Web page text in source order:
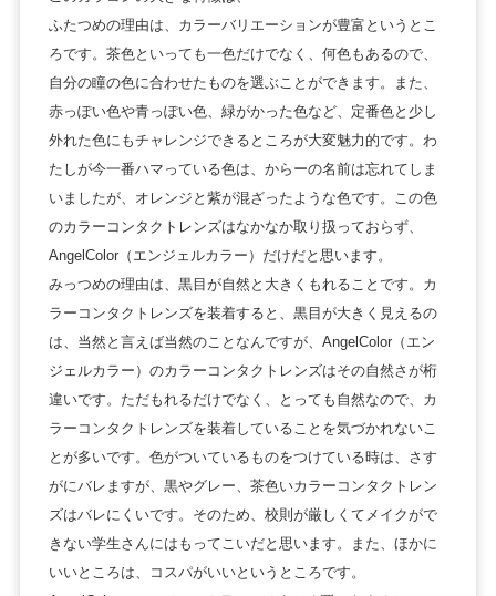
ふたつめの理由は、カラーバリエーションが豊富というとこ
ろです。茶色といっても一色だけでなく、何色もあるので、
自分の瞳の色に合わせたものを選ぶことができます。また、
赤っぽい色や青っぽい色、緑がかった色など、定番色と少し
外れた色にもチャレンジできるところが大変魅力的です。わ
たしが今一番ハマっている色は、からーの名前は忘れてしま
いましたが、オレンジと紫が混ざったような色です。この色
のカラーコンタクトレンズはなかなか取り扱っておらず、
AngelColor（エンジェルカラー）だけだと思います。
みっつめの理由は、黒目が自然と大きくもれることです。カ
ラーコンタクトレンズを装着すると、黒目が大きく見えるの
は、当然と言えば当然のことなんですが、AngelColor（エン
ジェルカラー）のカラーコンタクトレンズはその自然さが桁
違いです。ただもれるだけでなく、とっても自然なので、カ
ラーコンタクトレンズを装着していることを気づかれないこ
とが多いです。色がついているものをつけている時は、さす
がにバレますが、黒やグレー、茶色いカラーコンタクトレン
ズはバレにくいです。そのため、校則が厳しくてメイクがで
きない学生さんにはもってこいだと思います。また、ほかに
いいところは、コスパがいいというところです。